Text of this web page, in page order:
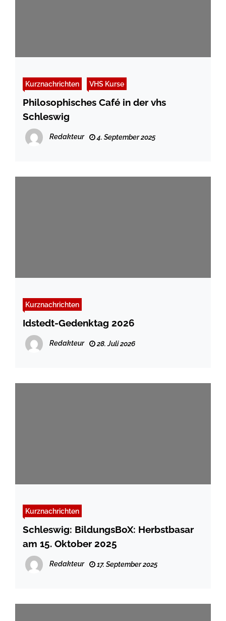
Kurznachrichten VHS Kurse
Philosophisches Café in der vhs
Schleswig
Redakteur 4. September 2025
Kurznachrichten
Idstedt-Gedenktag 2026
Redakteur 28. Juli 2026
Kurznachrichten
Schleswig: BildungsBoX: Herbstbasar
am 15. Oktober 2025
Redakteur 17. September 2025